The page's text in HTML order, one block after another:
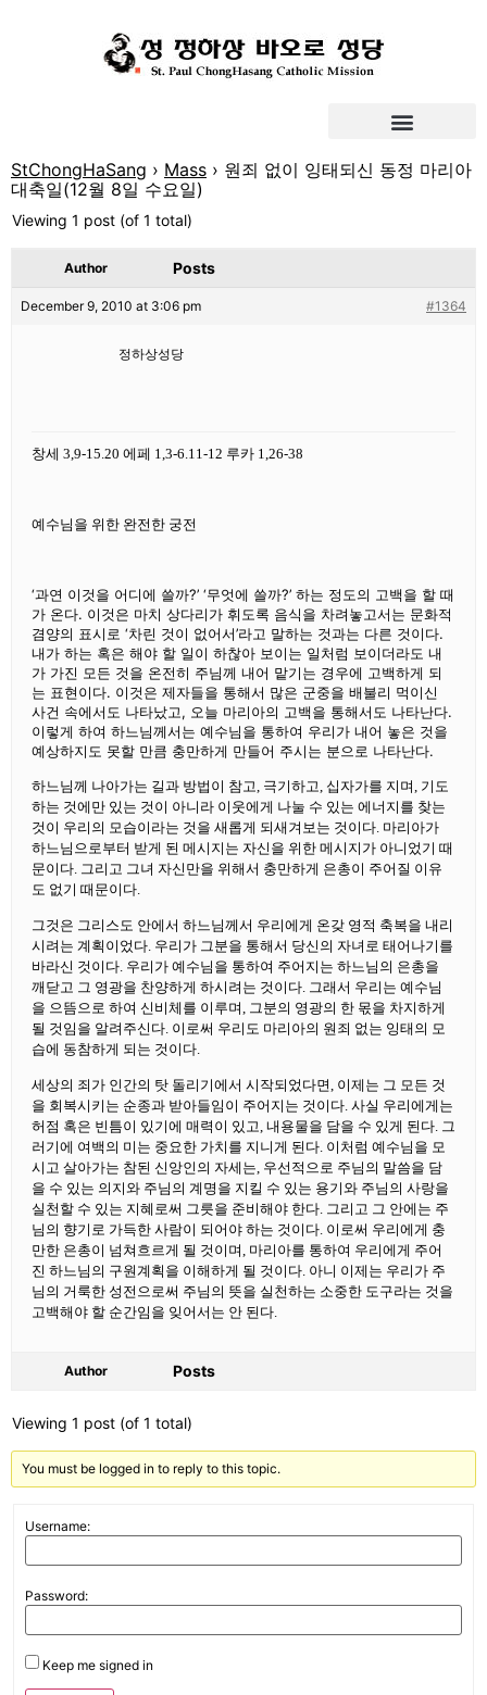
StChongHaSang › Mass › 원죄 없이 잉태되신 동정 마리아
대축일(12월 8일 수요일)
Viewing 1 post (of 1 total)
Author Posts
December 9, 2010 at 3:06 pm #1364
정하상성당
창세 3,9-15.20 에페 1,3-6.11-12 루카 1,26-38
예수님을 위한 완전한 궁전
‘과연 이것을 어디에 쓸까?’ ‘무엇에 쓸까?’ 하는 정도의 고백을 할 때
가 온다. 이것은 마치 상다리가 휘도록 음식을 차려놓고서는 문화적
겸양의 표시로 ‘차린 것이 없어서’라고 말하는 것과는 다른 것이다.
내가 하는 혹은 해야 할 일이 하찮아 보이는 일처럼 보이더라도 내
가 가진 모든 것을 온전히 주님께 내어 맡기는 경우에 고백하게 되
는 표현이다. 이것은 제자들을 통해서 많은 군중을 배불리 먹이신
사건 속에서도 나타났고, 오늘 마리아의 고백을 통해서도 나타난다.
이렇게 하여 하느님께서는 예수님을 통하여 우리가 내어 놓은 것을
예상하지도 못할 만큼 충만하게 만들어 주시는 분으로 나타난다.
하느님께 나아가는 길과 방법이 참고, 극기하고, 십자가를 지며, 기도
하는 것에만 있는 것이 아니라 이웃에게 나눌 수 있는 에너지를 찾는
것이 우리의 모습이라는 것을 새롭게 되새겨보는 것이다. 마리아가
하느님으로부터 받게 된 메시지는 자신을 위한 메시지가 아니었기 때
문이다. 그리고 그녀 자신만을 위해서 충만하게 은총이 주어질 이유
도 없기 때문이다.
그것은 그리스도 안에서 하느님께서 우리에게 온갖 영적 축복을 내리
시려는 계획이었다. 우리가 그분을 통해서 당신의 자녀로 태어나기를
바라신 것이다. 우리가 예수님을 통하여 주어지는 하느님의 은총을
깨닫고 그 영광을 찬양하게 하시려는 것이다. 그래서 우리는 예수님
을 으뜸으로 하여 신비체를 이루며, 그분의 영광의 한 몫을 차지하게
될 것임을 알려주신다. 이로써 우리도 마리아의 원죄 없는 잉태의 모
습에 동참하게 되는 것이다.
세상의 죄가 인간의 탓 돌리기에서 시작되었다면, 이제는 그 모든 것
을 회복시키는 순종과 받아들임이 주어지는 것이다. 사실 우리에게는
허점 혹은 빈틈이 있기에 매력이 있고, 내용물을 담을 수 있게 된다. 그
러기에 여백의 미는 중요한 가치를 지니게 된다. 이처럼 예수님을 모
시고 살아가는 참된 신앙인의 자세는, 우선적으로 주님의 말씀을 담
을 수 있는 의지와 주님의 계명을 지킬 수 있는 용기와 주님의 사랑을
실천할 수 있는 지혜로써 그릇을 준비해야 한다. 그리고 그 안에는 주
님의 향기로 가득한 사람이 되어야 하는 것이다. 이로써 우리에게 충
만한 은총이 넘쳐흐르게 될 것이며, 마리아를 통하여 우리에게 주어
진 하느님의 구원계획을 이해하게 될 것이다. 아니 이제는 우리가 주
님의 거룩한 성전으로써 주님의 뜻을 실천하는 소중한 도구라는 것을
고백해야 할 순간임을 잊어서는 안 된다.
Author Posts
Viewing 1 post (of 1 total)
You must be logged in to reply to this topic.
Username:
Password:
Keep me signed in